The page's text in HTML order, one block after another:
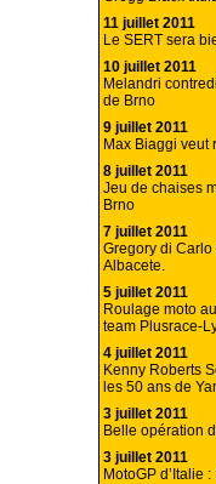
11 juillet 2011
Le SERT sera
10 juillet 2011
Melandri
de Brno
9 juillet 2011
Max Biaggi veut
8 juillet 2011
Jeu de chaises
Brno
7 juillet 2011
Gregory di
Albacete.
5 juillet 2011
Roulage moto
team Plusrace-
4 juillet 2011
Kenny Roberts
les 50 ans de
3 juillet 2011
Belle opération
3 juillet 2011
MotoGP d’Italie